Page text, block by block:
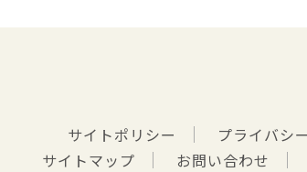
サイトポリシー
プライバシ
サイトマップ
お問い合わせ